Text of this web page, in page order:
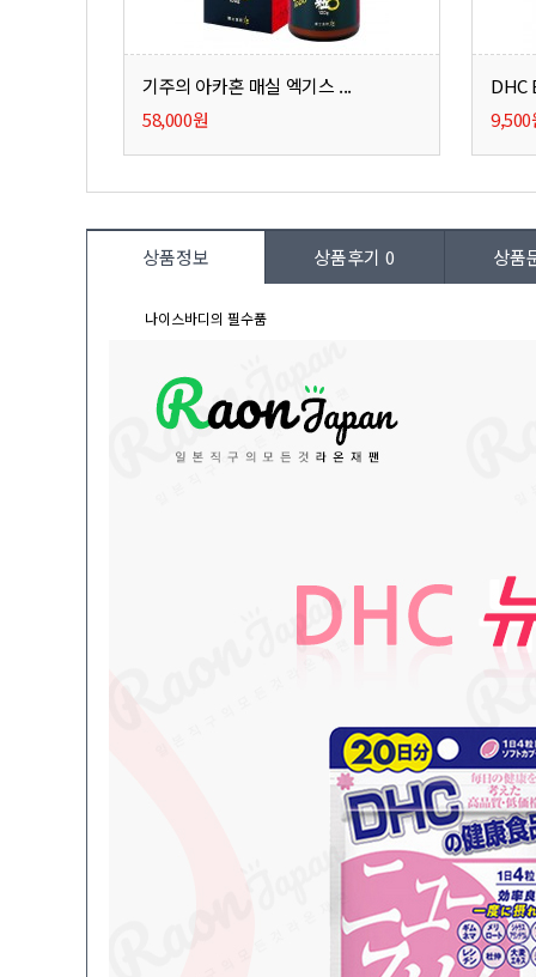
기주의 아카혼 매실 엑기스 ...
58,000원
DHC
9,500
상품정보 상품후기0 상품
나이스바디의 필수품